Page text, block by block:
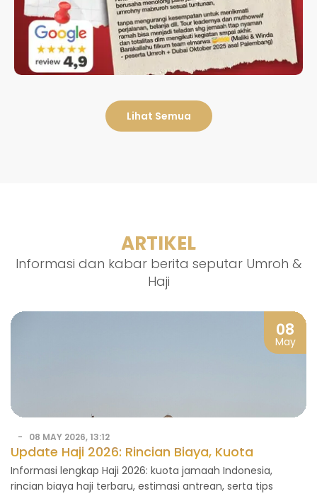
Lihat Semua
ARTIKEL
Informasi dan kabar berita seputar Umroh &
Haji
08
May
08 MAY 2026, 13:12
Update Haji 2026: Rincian Biaya, Kuota
Indonesia, dan Tips Berangkat
Informasi lengkap Haji 2026: kuota jamaah Indonesia,
rincian biaya haji terbaru, estimasi antrean, serta tips